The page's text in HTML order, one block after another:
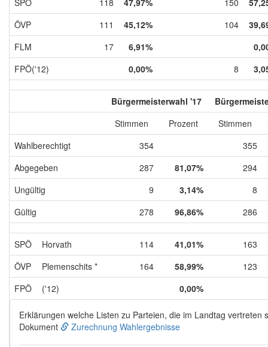
ÖVP
111 45,12% 104
FLM
17 6,91%
FPÖ('12)
0,00% 8
Bürgermeisterwahl '17
Stimmen
Prozent
Stimmen
Wahlberechtigt
354
355
Abgegeben
287 81,07%
294
Ungültig
9 3,14%
8
Gültig
278 96,86% 286
SPÖ Horvath 114 41,01%
163
ÖVP
Plemenschits * 164 58,99%
123
FPÖ
('12) 0,00%
Erklärungen welche Listen zu Parteien, die im Landtag vertreten
Dokument
Zurechnung Wahlergebnisse